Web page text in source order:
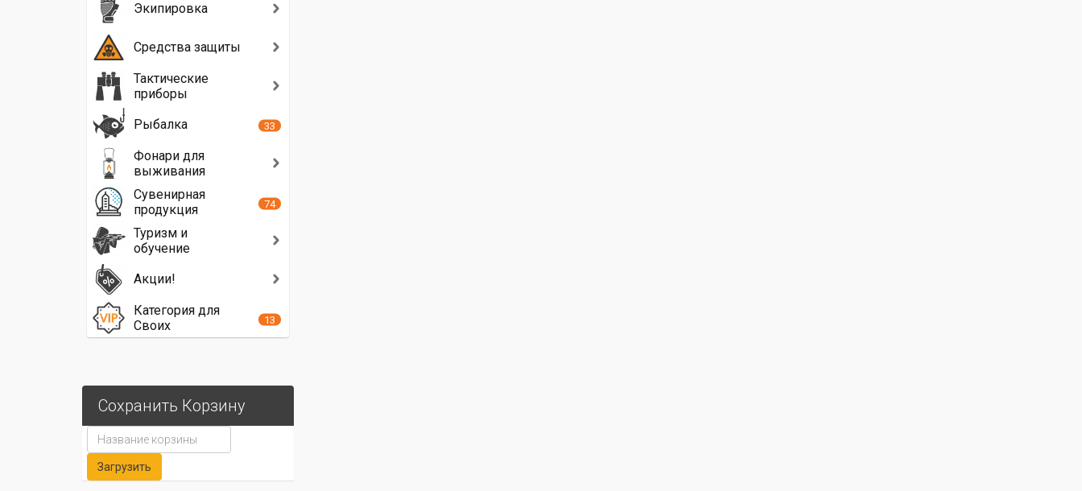
Экипировка
Средства защиты
Тактические
приборы
Рыбалка
33
Фонари для
выживания
Сувенирная
продукция
74
Туризм и
обучение
Акции!
Категория для
Своих
13
Сохранить Корзину